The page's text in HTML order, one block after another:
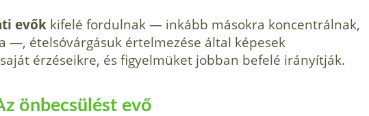
evők kifelé fordulnak — inkább másokra koncentrálnak,
—, ételsóvárgásuk értelmezése által képesek
érzéseikre, és figyelmüket jobban befelé irányítják.
önbecsülést evő